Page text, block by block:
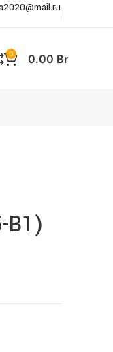
0 0.00 Br
B1)